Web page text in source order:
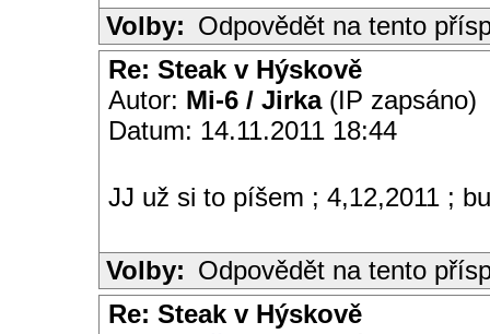
Volby: Odpovědět na tento
Re: Steak v Hýskově
Autor: Mi-6 / Jirka(IP zapsáno)
Datum: 14.11.2011 18:44
JJ už si to píšem ; 4,12,2011 ;
Volby: Odpovědět na tento
Re: Steak v Hýskově